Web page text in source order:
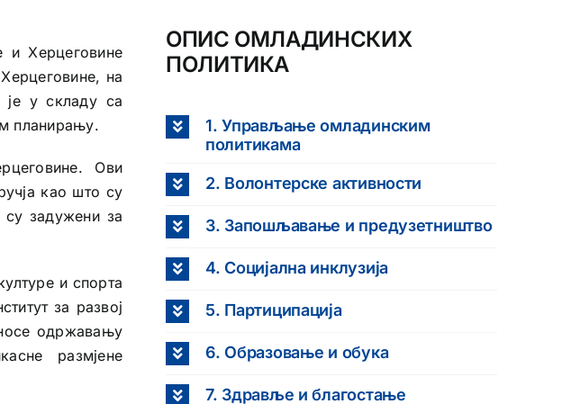
и Херцеговине
на
је у складу са
планирању.
Ови
као што су
задужени за
и спорта
за развој
одржавању
размјене
ОПИС ОМЛАДИНСКИХ
ПОЛИТИКА
1. Управљање омладинским
политикама
2. Волонтерске активности
3. Запошљавање и предузетништво
4. Социјална инклузија
5. Партиципација
6. Образовање и обука
7. Здравље и благостање